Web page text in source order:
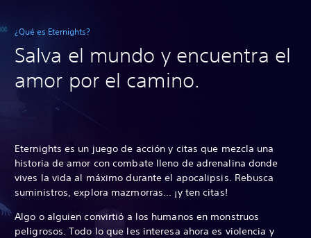
¿Qué es Eternights?
Salva el mundo y encuentra el
amor por el camino.
Eternights es un juego de acción y citas que mezcla una
historia de amor con combate lleno de adrenalina donde
vives la vida al máximo durante el apocalipsis. Rebusca
suministros, explora mazmorras... ¡y ten citas!
Algo o alguien convirtió a los humanos en monstruos
peligrosos. Todo lo que les interesa ahora es violencia y